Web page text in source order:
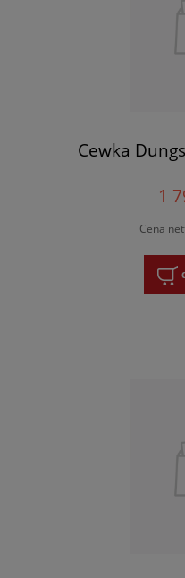
Cewka
1
Cena